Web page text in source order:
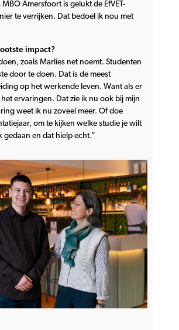
Amersfoort is gelukt de EfVET-
te verrijken. Dat bedoel ik nou met
impact?
zoals Marlies net noemt. Studenten
door te doen. Dat is de meest
op het werkende leven. Want als er
ervaringen. Dat zie ik nu ook bij mijn
weet ik nu zoveel meer. Of doe
om te kijken welke studie je wilt
gedaan en dat hielp echt.”